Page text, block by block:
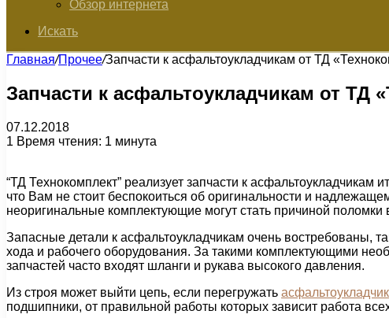
Обзор интернета
Искать
Главная/Прочее/Запчасти к асфальтоукладчикам от ТД
Запчасти к асфальтоукладчикам от ТД
07.12.2018
1 Время чтения: 1 минута
“ТД Технокомплект” реализует запчасти к
что Вам не стоит беспокоиться об оригинальности и
неоригинальные комплектующие могут стать причиной поломки
Запасные детали к асфальтоукладчикам очень востребованы,
хода и рабочего оборудования. За такими комплектующими
запчастей часто входят шланги и рукава высокого давления.
Из строя может выйти цепь, если перегружать асфальтоукладчик
подшипники, от правильной работы которых зависит работа